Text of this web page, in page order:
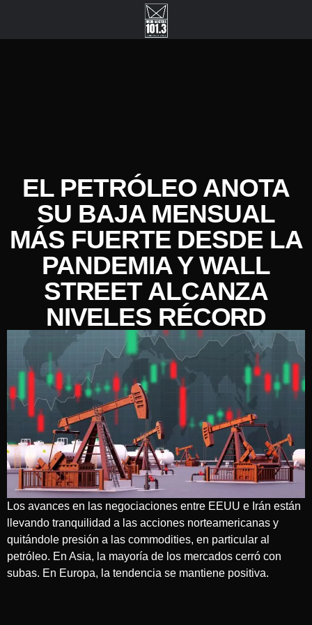
EL PETRÓLEO ANOTA
SU BAJA MENSUAL
MÁS FUERTE DESDE LA
PANDEMIA Y WALL
STREET ALCANZA
NIVELES RÉCORD
Los avances en las negociaciones entre EEUU e Irán están
llevando tranquilidad a las acciones norteamericanas y
quitándole presión a las commodities, en particular al
petróleo. En Asia, la mayoría de los mercados cerró con
subas. En Europa, la tendencia se mantiene positiva.